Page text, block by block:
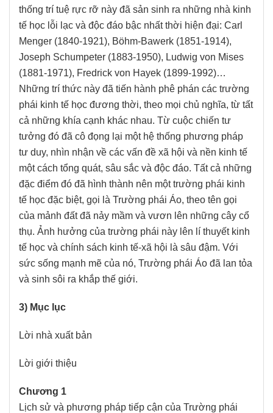
thống trí tuệ rực rỡ này đã sản sinh ra những nhà kinh
tế học lỗi lạc và độc đáo bậc nhất thời hiện đại: Carl
Menger (1840-1921), Böhm-Bawerk (1851-1914),
Joseph Schumpeter (1883-1950), Ludwig von Mises
(1881-1971), Fredrick von Hayek (1899-1992)…
Những trí thức này đã tiến hành phê phán các trường
phái kinh tế học đương thời, theo mọi chủ nghĩa, từ tất
cả những khía cạnh khác nhau. Từ cuộc chiến tư
tưởng đó đã cô đọng lại một hệ thống phương pháp
tư duy, nhìn nhận về các vấn đề xã hội và nền kinh tế
một cách tổng quát, sâu sắc và độc đáo. Tất cả những
đặc điểm đó đã hình thành nên một trường phái kinh
tế học đặc biệt, gọi là Trường phái Áo, theo tên gọi
của mảnh đất đã nảy mầm và vươn lên những cây cổ
thụ. Ảnh hưởng của trường phái này lên lí thuyết kinh
tế học và chính sách kinh tế-xã hội là sâu đậm. Với
sức sống mạnh mẽ của nó, Trường phái Áo đã lan tỏa
và sinh sôi ra khắp thế giới.
3) Mục lục
Lời nhà xuất bản
Lời giới thiệu
Chương 1
Lịch sử và phương pháp tiếp cận của Trường phái